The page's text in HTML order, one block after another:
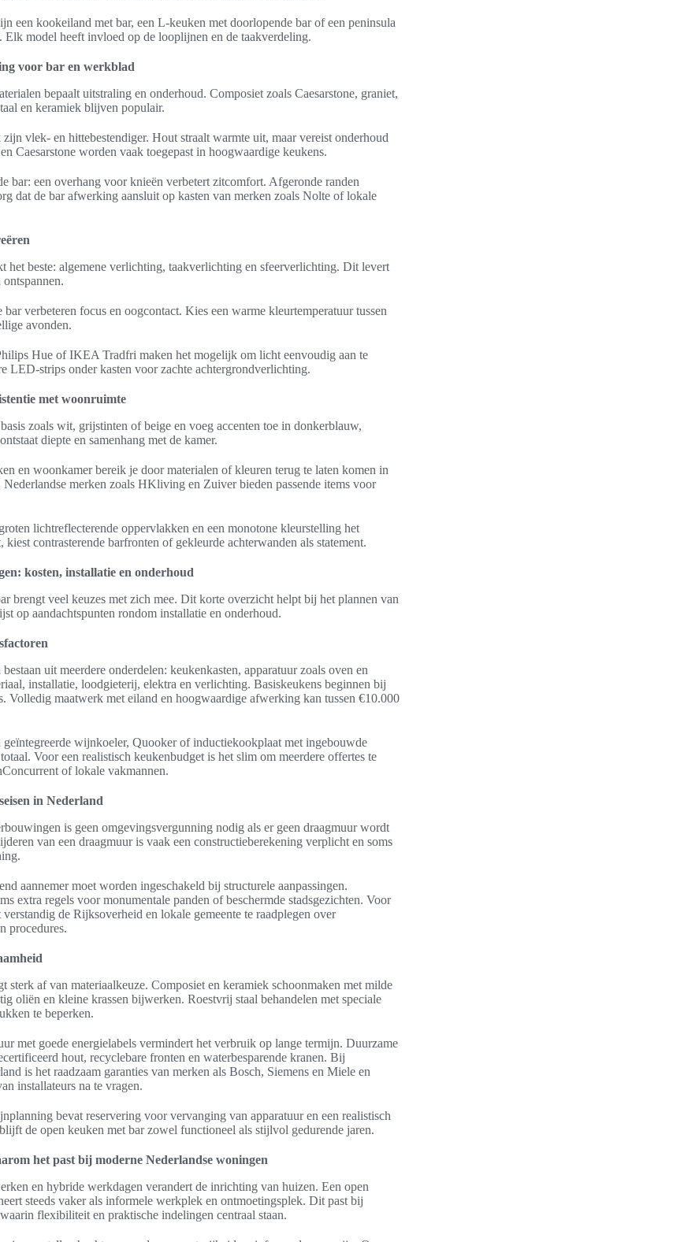
een kookeiland met bar, een L-keuken met doorlopende bar of een peninsula
Elk model heeft invloed op de looplijnen en de taakverdeling.
voor bar en werkblad
bepaalt uitstraling en onderhoud. Composiet zoals Caesarstone, graniet,
en keramiek blijven populair.
vlek- en hittebestendiger. Hout straalt warmte uit, maar vereist onderhoud
Caesarstone worden vaak toegepast in hoogwaardige keukens.
bar: een overhang voor knieën verbetert zitcomfort. Afgeronde randen
dat de bar afwerking aansluit op kasten van merken zoals Nolte of lokale
het beste: algemene verlichting, taakverlichting en sfeerverlichting. Dit levert
bar verbeteren focus en oogcontact. Kies een warme kleurtemperatuur tussen
avonden.
Hue of IKEA Tradfri maken het mogelijk om licht eenvoudig aan te
LED-strips onder kasten voor zachte achtergrondverlichting.
met woonruimte
zoals wit, grijstinten of beige en voeg accenten toe in donkerblauw,
diepte en samenhang met de kamer.
en woonkamer bereik je door materialen of kleuren terug te laten komen in
Nederlandse merken zoals HKliving en Zuiver bieden passende items voor
lichtreflecterende oppervlakken en een monotone kleurstelling het
contrasterende barfronten of gekleurde achterwanden als statement.
kosten, installatie en onderhoud
brengt veel keuzes met zich mee. Dit korte overzicht helpt bij het plannen van
op aandachtspunten rondom installatie en onderhoud.
uit meerdere onderdelen: keukenkasten, apparatuur zoals oven en
installatie, loodgieterij, elektra en verlichting. Basiskeukens beginnen bij
Volledig maatwerk met eiland en hoogwaardige afwerking kan tussen €10.000
geïntegreerde wijnkoeler, Quooker of inductiekookplaat met ingebouwde
Voor een realistisch keukenbudget is het slim om meerdere offertes te
of lokale vakmannen.
in Nederland
is geen omgevingsvergunning nodig als er geen draagmuur wordt
van een draagmuur is vaak een constructieberekening verplicht en soms
aannemer moet worden ingeschakeld bij structurele aanpassingen.
extra regels voor monumentale panden of beschermde stadsgezichten. Voor
de Rijksoverheid en lokale gemeente te raadplegen over
procedures.
sterk af van materiaalkeuze. Composiet en keramiek schoonmaken met milde
oliën en kleine krassen bijwerken. Roestvrij staal behandelen met speciale
te beperken.
met goede energielabels vermindert het verbruik op lange termijn. Duurzame
hout, recyclebare fronten en waterbesparende kranen. Bij
is het raadzaam garanties van merken als Bosch, Siemens en Miele en
installateurs na te vragen.
bevat reservering voor vervanging van apparatuur en een realistisch
de open keuken met bar zowel functioneel als stijlvol gedurende jaren.
het past bij moderne Nederlandse woningen
en hybride werkdagen verandert de inrichting van huizen. Een open
steeds vaker als informele werkplek en ontmoetingsplek. Dit past bij
flexibiliteit en praktische indelingen centraal staan.